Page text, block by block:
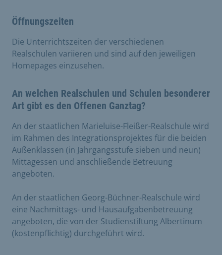
Öffnungszeiten
Die Unterrichtszeiten der verschiedenen
Realschulen variieren und sind auf den jeweiligen
Homepages einzusehen.
An welchen Realschulen und Schulen besonderer
Art gibt es den Offenen Ganztag?
An der staatlichen Marieluise-Fleißer-Realschule wird
im Rahmen des Integrationsprojektes für die beiden
Außenklassen (in Jahrgangsstufe sieben und neun)
Mittagessen und anschließende Betreuung
angeboten.
An der staatlichen Georg-Büchner-Realschule wird
eine Nachmittags- und Hausaufgabenbetreuung
angeboten, die von der Studienstiftung Albertinum
(kostenpflichtig) durchgeführt wird.